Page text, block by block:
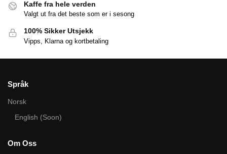
Kaffe fra hele verden
Valgt ut fra det beste som er i sesong
100% Sikker Utsjekk
Vipps, Klarna og kortbetaling
Språk
Norsk
English (Soon)
Om Oss